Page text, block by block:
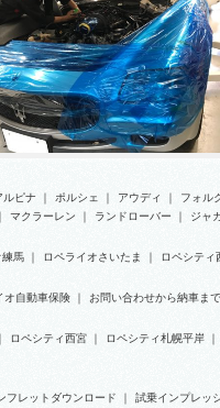
セラティ タイミングバリエー
ター交換
ルピナ｜ ポルシェ ｜ アウディ ｜
フォル
マクラーレン ｜ ランドローバー ｜
ジャ
練馬｜ ロペライオさいたま ｜
ロペシティ
オ自動車保険｜
お問い合わせから納車まで
ロペシティ西宮｜ ロペシティ札幌平岸｜
フレットダウンロード ｜
試乗インプレッ